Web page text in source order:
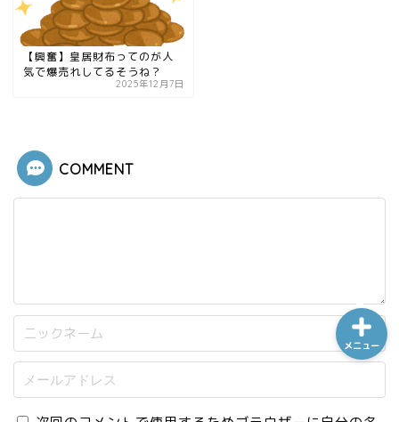
【興奮】皇居財布ってのが人
気で爆売れしてるそうね？
2025年12月7日
COMMENT
メニュー
趣味